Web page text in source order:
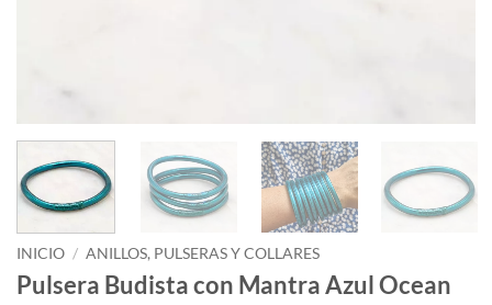
INICIO / ANILLOS, PULSERAS Y COLLARES
Pulsera Budista con Mantra Azul Ocean